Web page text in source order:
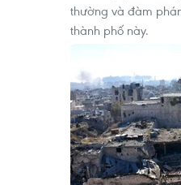
thường và đàm
thành phố này.